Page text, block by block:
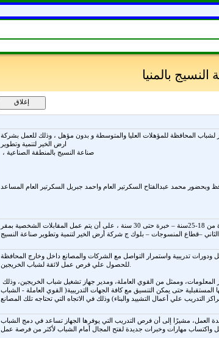
650 فرصة عمل من مؤسسة مصر الخير لشباب المحافظة للمؤهلات العليا والمتوسطة و بدون مؤهل ، وذلك للعمل بشركة
ارض الخير لتنمية وتطوير
، صناعة النسيج بالمنطقة الصناعية
وتتضمن الشروط المطلوبة (بنات –عاملات) من سن 18 الى 30سنة وأن تكون بدون خبرة من 18-25سنة – خبرة حتى 30 سنة ، على أن يتم عمل المقابلات الشخصية بمقر
–قطاع المنسوجات – بلوك ج شركة أرض الخير لتنمية وتطوير صناعة النسيج
تدريبية واستمرار التواصل مع الشركات والمصانع داخل وخارج المحافظة
حتى يمكن التنسيق مع كافة الجهات التدريبية( القوي العاملة - الشباب
العمل، مشيرًا إلى أن فرص التدريب التي يوفرها الجهاز تساعد في دمج الشباب